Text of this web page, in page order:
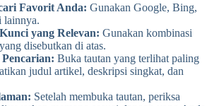
Favorit Anda: Gunakan Google, Bing,
lainnya.
yang Relevan: Gunakan kombinasi
disebutkan di atas.
Buka tautan yang terlihat paling
judul artikel, deskripsi singkat, dan
Setelah membuka tautan, periksa